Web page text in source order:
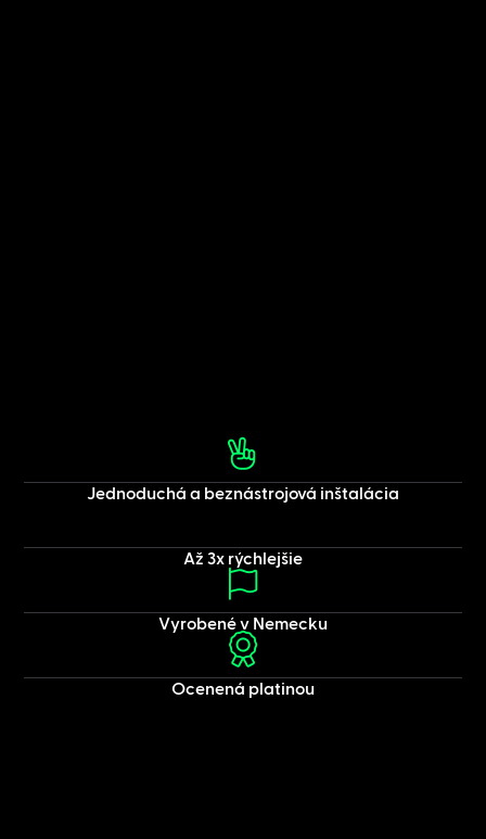
Jednoduchá a beznástrojová inštalácia
Až 3x rýchlejšie
Vyrobené v Nemecku
Ocenená platinou